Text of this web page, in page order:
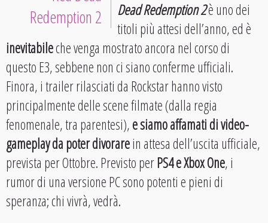
Redemption 2
Dead Redemption 2è uno dei
titoli più attesi dell’anno, ed è
inevitabileche venga mostrato ancora nel corso di
questo E3, sebbene non ci siano conferme ufficiali.
Finora, i trailer rilasciati da Rockstar hanno visto
principalmente delle scene filmate (dalla regia
fenomenale, tra parentesi),e siamo affamati di video-
gameplay da poter divorarein attesa dell’uscita ufficiale,
prevista per Ottobre. Previsto perPS4 e Xbox One, i
rumor di una versione PC sono potenti e pieni di
speranza; chi vivrà, vedrà.